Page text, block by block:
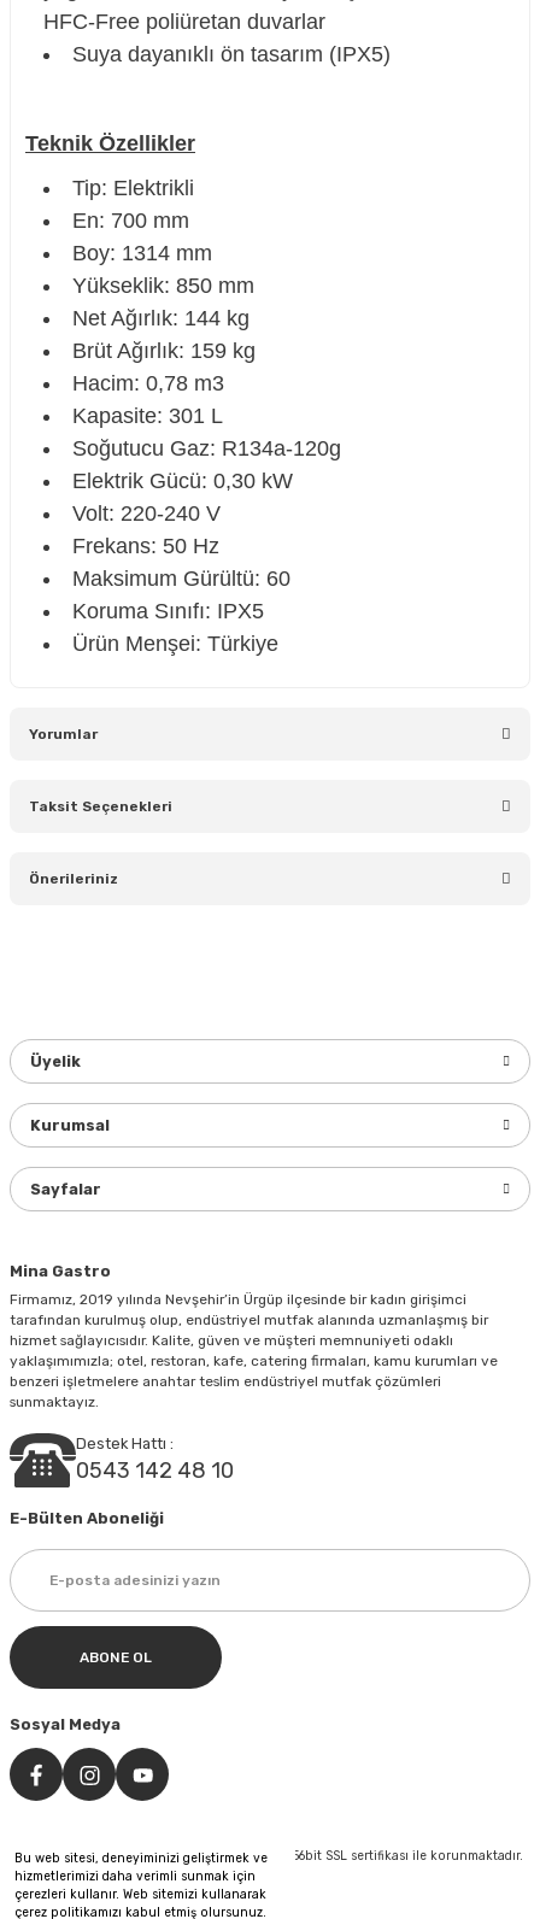
Bu web sitesi, deneyiminizi geliştirmek ve
hizmetlerimizi daha verimli sunmak için
çerezleri kullanır. Web sitemizi kullanarak
çerez politikamızı kabul etmiş olursunuz.
HFC-Free poliüretan duvarlar
Suya dayanıklı ön tasarım (IPX5)
Teknik Özellikler
Tip: Elektrikli
En: 700 mm
Boy: 1314 mm
Yükseklik: 850 mm
Net Ağırlık: 144 kg
Brüt Ağırlık: 159 kg
Hacim: 0,78 m3
Kapasite: 301 L
Soğutucu Gaz: R134a-120g
Elektrik Gücü: 0,30 kW
Volt: 220-240 V
Frekans: 50 Hz
Maksimum Gürültü: 60
Koruma Sınıfı: IPX5
Ürün Menşei: Türkiye
Yorumlar
Taksit Seçenekleri
Önerileriniz
Ürün bilgilerinde hatalar bulunuyor.
Bu ürüne benzer farklı alternatifler olmalı.
Gönder
Mina Gastro
Firmamız, 2019 yılında Nevşehir’in Ürgüp ilçesinde bir kadın girişimci
tarafından kurulmuş olup, endüstriyel mutfak alanında uzmanlaşmış bir
hizmet sağlayıcısıdır. Kalite, güven ve müşteri memnuniyeti odaklı
yaklaşımımızla; otel, restoran, kafe, catering firmaları, kamu kurumları ve
benzeri işletmelere anahtar teslim endüstriyel mutfak çözümleri
sunmaktayız.
Destek Hattı :
0543 142 48 10
Üyelik
Kurumsal
Sayfalar
E-Bülten Aboneliği
ABONE OL
Sosyal Medya
©Tüm hakları saklıdır. Kredi kartı bilgileriniz 256bit SSL sertifikası ile korunmaktadır.